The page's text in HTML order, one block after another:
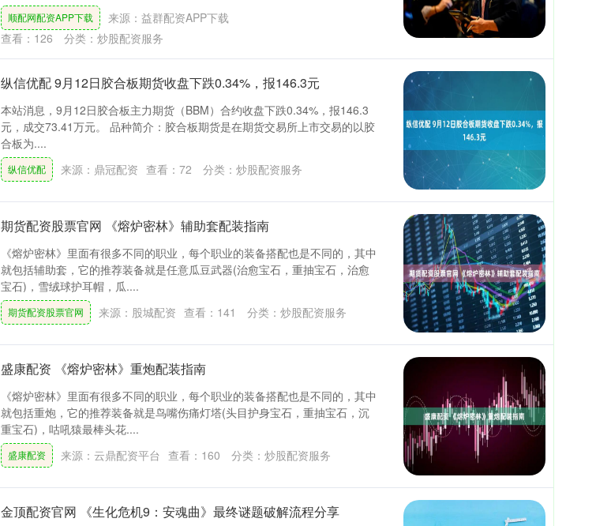
顺配网配资APP下载
来源：益群配资APP下载
查看： 126 分类： 炒股配资服务
纵信优配 9月12日胶合板期货收盘下跌0.34%，报146.3元
本站消息，9月12日胶合板主力期货（BBM）合约收盘下跌0.34%，报146.3
元，成交73.41万元。 品种简介：胶合板期货是在期货交易所上市交易的以胶
合板为....
纵信优配 来源：鼎冠配资 查看： 72 分类： 炒股配资服务
期货配资股票官网 《熔炉密林》辅助套配装指南
《熔炉密林》里面有很多不同的职业，每个职业的装备搭配也是不同的，其中
就包括辅助套，它的推荐装备就是任意瓜豆武器(治愈宝石，重抽宝石，治愈
宝石)，雪绒球护耳帽，瓜....
期货配资股票官网 来源：股城配资 查看： 141 分类： 炒股配资服务
盛康配资 《熔炉密林》重炮配装指南
《熔炉密林》里面有很多不同的职业，每个职业的装备搭配也是不同的，其中
就包括重炮，它的推荐装备就是鸟嘴伤痛灯塔(头目护身宝石，重抽宝石，沉
重宝石)，咕吼猿最棒头花....
盛康配资 来源：云鼎配资平台 查看： 160 分类： 炒股配资服务
金顶配资官网 《生化危机9：安魂曲》最终谜题破解流程分享